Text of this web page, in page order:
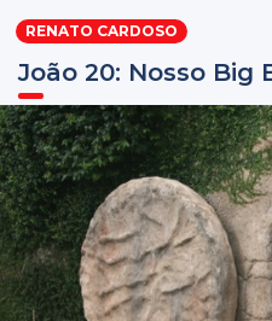
RENATO CARDOSO
João 20: Nosso Big